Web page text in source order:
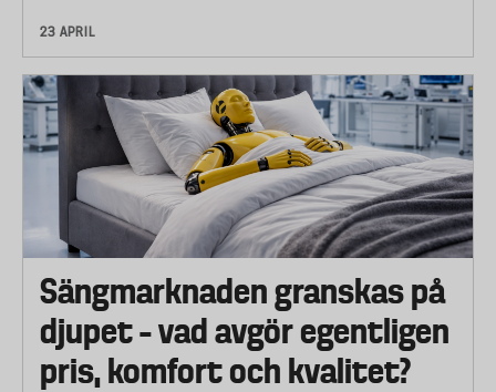
23 APRIL
Sängmarknaden granskas på
djupet – vad avgör egentligen
pris, komfort och kvalitet?